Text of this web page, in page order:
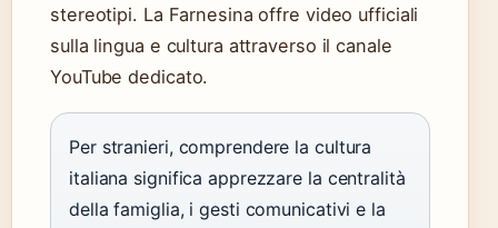
stereotipi. La Farnesina offre video ufficiali
sulla lingua e cultura attraverso il canale
YouTube dedicato.
Per stranieri, comprendere la cultura
italiana significa apprezzare la centralità
della famiglia, i gesti comunicativi e la